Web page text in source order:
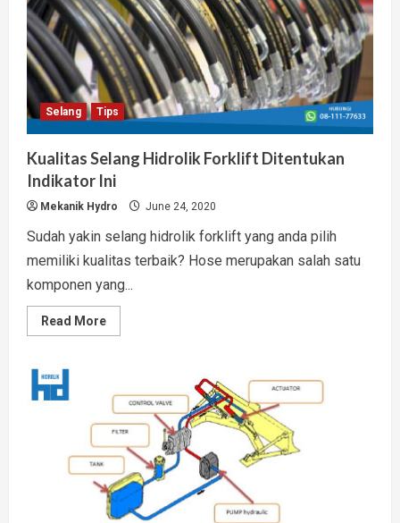
Selang Tips
Kualitas Selang Hidrolik Forklift Ditentukan
Indikator Ini
Mekanik Hydro June 24, 2020
Sudah yakin selang hidrolik forklift yang anda pilih
memiliki kualitas terbaik? Hose merupakan salah satu
komponen yang...
Read MoreRead
more
Forklift
Ditentukan
Indikator
Ini